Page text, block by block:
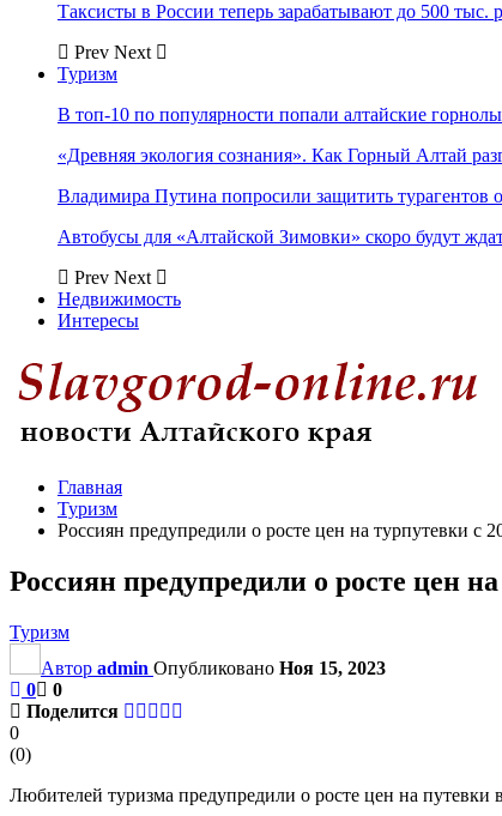
Таксисты в России теперь зарабатывают до 500 тыс.
Prev Next
Туризм
В топ-10 по популярности попали алтайские
«Древняя экология сознания». Как Горный Алтай
Владимира Путина попросили защитить турагентов
Автобусы для «Алтайской Зимовки» скоро будут
Prev Next
Недвижимость
Интересы
Главная
Туризм
Россиян предупредили о росте цен на турпутевки с
Россиян предупредили о росте цен
Туризм
Автор admin Опубликовано Ноя 15, 2023
0
0
Поделится
0
(0)
Любителей туризма предупредили о росте цен на путевки